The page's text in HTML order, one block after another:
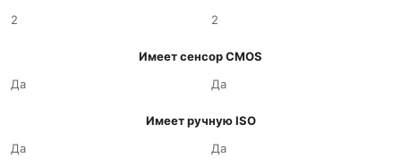
2
2
Имеет сенсор CMOS
Да
Да
Имеет ручную ISO
Да
Да